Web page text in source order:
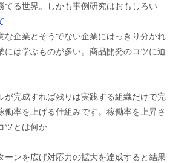
てる世界。しかも事例研究はおもしろい
な企業とそうでない企業にはっきり分かれ
には学ぶものが多い。商品開発のコツに迫
が完成すれば残りは実践する組織だけで完
働率を上げる仕組みです。稼働率を上昇さ
ツとは何か
ンを広げ対応力の拡大を達成すると結果